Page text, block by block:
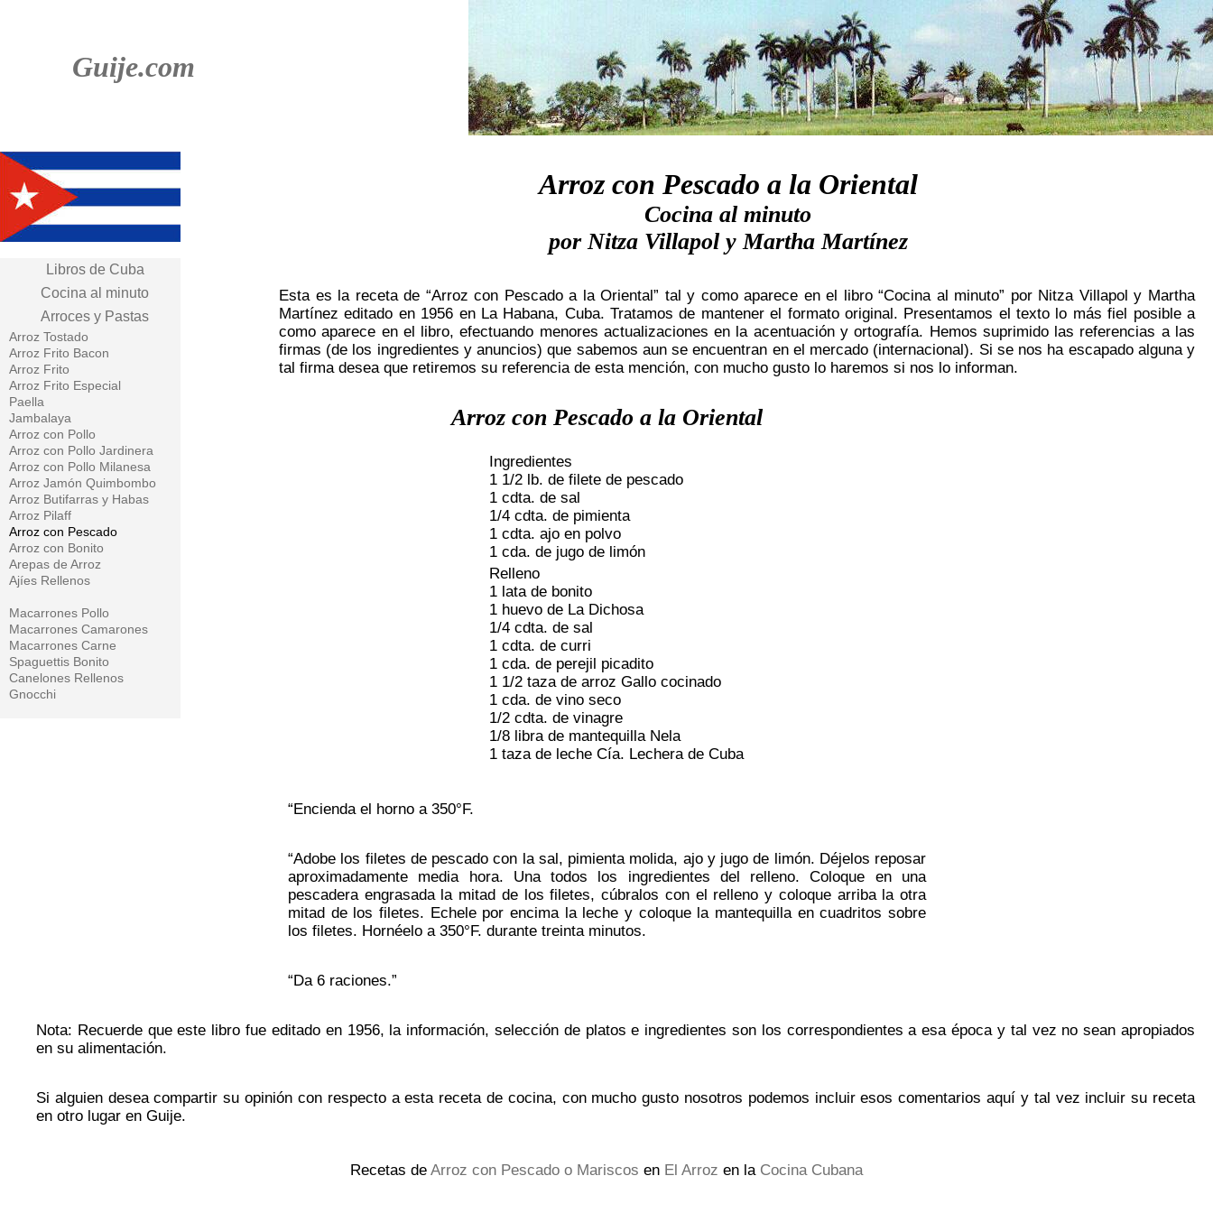
Guije.com
Libros de Cuba
Cocina al minuto
Arroces y Pastas
Arroz Tostado
Arroz Frito Bacon
Arroz Frito
Arroz Frito Especial
Paella
Jambalaya
Arroz con Pollo
Arroz con Pollo Jardinera
Arroz con Pollo Milanesa
Arroz Jamón Quimbombo
Arroz Butifarras y Habas
Arroz Pilaff
Arroz con Pescado
Arroz con Bonito
Arepas de Arroz
Ajíes Rellenos
Macarrones Pollo
Macarrones Camarones
Macarrones Carne
Spaguettis Bonito
Canelones Rellenos
Gnocchi
Arroz con Pescado a la Oriental
Cocina al minuto
por Nitza Villapol y Martha Martínez
Esta es la receta de “Arroz con Pescado a la Oriental” tal y como aparece en el libro “Cocina al minuto” por Nitza Villapol y Martha
Martínez editado en 1956 en La Habana, Cuba. Tratamos de mantener el formato original. Presentamos el texto lo más fiel posible a
como aparece en el libro, efectuando menores actualizaciones en la acentuación y ortografía. Hemos suprimido las referencias a las
firmas (de los ingredientes y anuncios) que sabemos aun se encuentran en el mercado (internacional). Si se nos ha escapado alguna y
tal firma desea que retiremos su referencia de esta mención, con mucho gusto lo haremos si nos lo informan.
Arroz con Pescado a la Oriental
Ingredientes
1 1/2 lb. de filete de pescado
1 cdta. de sal
1/4 cdta. de pimienta
1 cdta. ajo en polvo
1 cda. de jugo de limón
Relleno
1 lata de bonito
1 huevo de La Dichosa
1/4 cdta. de sal
1 cdta. de curri
1 cda. de perejil picadito
1 1/2 taza de arroz Gallo cocinado
1 cda. de vino seco
1/2 cdta. de vinagre
1/8 libra de mantequilla Nela
1 taza de leche Cía. Lechera de Cuba
“Encienda el horno a 350°F.
“Adobe los filetes de pescado con la sal, pimienta molida, ajo y jugo de limón. Déjelos reposar
aproximadamente media hora. Una todos los ingredientes del relleno. Coloque en una
pescadera engrasada la mitad de los filetes, cúbralos con el relleno y coloque arriba la otra
mitad de los filetes. Echele por encima la leche y coloque la mantequilla en cuadritos sobre
los filetes. Hornéelo a 350°F. durante treinta minutos.
“Da 6 raciones.”
Nota: Recuerde que este libro fue editado en 1956, la información, selección de platos e ingredientes son los correspondientes a esa época y tal vez no sean apropiados
en su alimentación.
Si alguien desea compartir su opinión con respecto a esta receta de cocina, con mucho gusto nosotros podemos incluir esos comentarios aquí y tal vez incluir su receta
en otro lugar en Guije.
Recetas de Arroz con Pescado o Mariscos en El Arroz en la Cocina Cubana